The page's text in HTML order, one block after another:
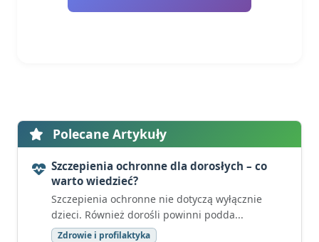
Polecane Artykuły
Szczepienia ochronne dla dorosłych – co
warto wiedzieć?
Szczepienia ochronne nie dotyczą wyłącznie
dzieci. Również dorośli powinni podda...
Zdrowie i profilaktyka